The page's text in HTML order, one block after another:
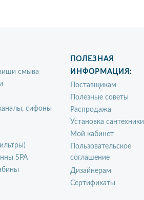
смыва
сифоны
SPA
ПОЛЕЗНАЯ
ИНФОРМАЦИЯ:
Поставщикам
Полезные советы
Распродажа
Установка сантехники
Мой кабинет
Пользовательское
соглашение
Дизайнерам
Сертификаты